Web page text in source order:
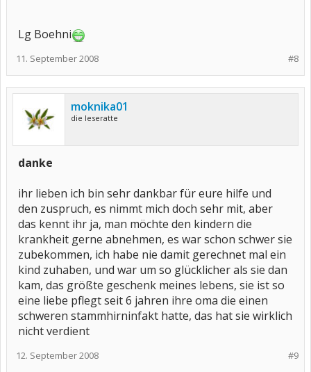
Lg Boehni
#8
11. September 2008
moknika01
die leseratte
danke
ihr lieben ich bin sehr dankbar für eure hilfe und
den zuspruch, es nimmt mich doch sehr mit, aber
das kennt ihr ja, man möchte den kindern die
krankheit gerne abnehmen, es war schon schwer sie
zubekommen, ich habe nie damit gerechnet mal ein
kind zuhaben, und war um so glücklicher als sie dan
kam, das größte geschenk meines lebens, sie ist so
eine liebe pflegt seit 6 jahren ihre oma die einen
schweren stammhirninfakt hatte, das hat sie wirklich
nicht verdient
#9
12. September 2008